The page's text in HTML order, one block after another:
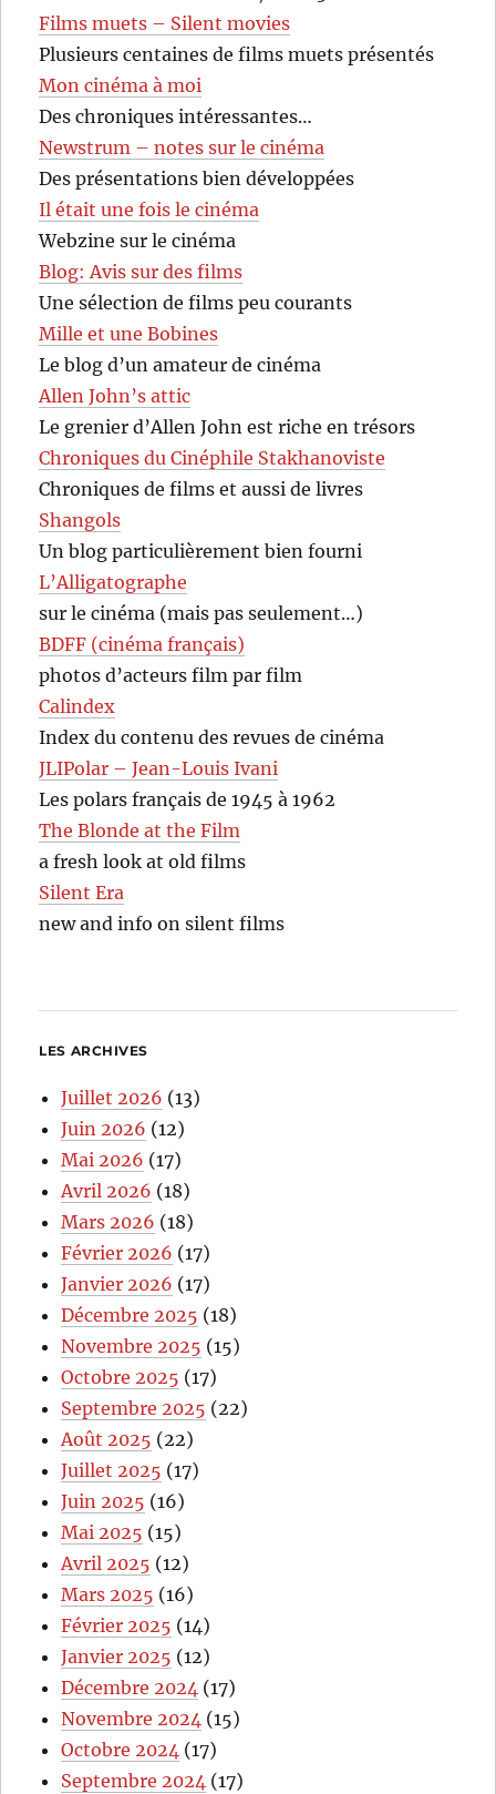
Films muets – Silent movies
Plusieurs centaines de films muets présentés
Mon cinéma à moi
Des chroniques intéressantes…
Newstrum – notes sur le cinéma
Des présentations bien développées
Il était une fois le cinéma
Webzine sur le cinéma
Blog: Avis sur des films
Une sélection de films peu courants
Mille et une Bobines
Le blog d’un amateur de cinéma
Allen John’s attic
Le grenier d’Allen John est riche en trésors
Chroniques du Cinéphile Stakhanoviste
Chroniques de films et aussi de livres
Shangols
Un blog particulièrement bien fourni
L’Alligatographe
sur le cinéma (mais pas seulement…)
BDFF (cinéma français)
photos d’acteurs film par film
Calindex
Index du contenu des revues de cinéma
JLIPolar – Jean-Louis Ivani
Les polars français de 1945 à 1962
The Blonde at the Film
a fresh look at old films
Silent Era
new and info on silent films
LES ARCHIVES
Juillet 2026 (13)
Juin 2026 (12)
Mai 2026 (17)
Avril 2026 (18)
Mars 2026 (18)
Février 2026 (17)
Janvier 2026 (17)
Décembre 2025 (18)
Novembre 2025 (15)
Octobre 2025 (17)
Septembre 2025 (22)
Août 2025 (22)
Juillet 2025 (17)
Juin 2025 (16)
Mai 2025 (15)
Avril 2025 (12)
Mars 2025 (16)
Février 2025 (14)
Janvier 2025 (12)
Décembre 2024 (17)
Novembre 2024 (15)
Octobre 2024 (17)
Septembre 2024 (17)